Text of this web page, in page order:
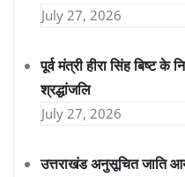
July 27, 2026
पूर्व मंत्री हीरा सिंह बिष्ट के
श्रद्धांजलि
July 27, 2026
उत्तराखंड अनुसूचित जाति